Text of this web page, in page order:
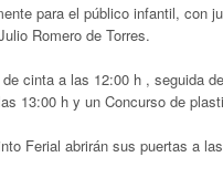
para el público infantil, con
Romero de Torres.
cinta a las 12:00 h , seguida
13:00 h y un Concurso de
Ferial abrirán sus puertas a